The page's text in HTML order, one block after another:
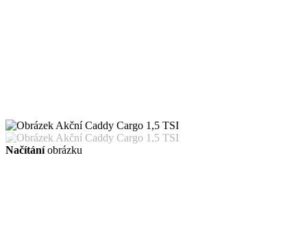
Načítáníobrázku